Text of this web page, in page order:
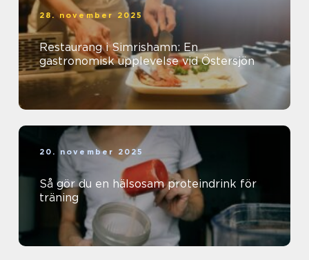
28. november 2025
Restaurang i Simrishamn: En
gastronomisk upplevelse vid Östersjön
20. november 2025
Så gör du en hälsosam proteindrink för
träning